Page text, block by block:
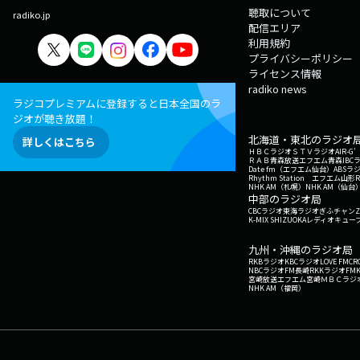
radiko.jp
ラジコプレミアムに登録すると日本全国のラ
ジオが聴き放題！
詳しくはこちら
聴取について
配信エリア
利用規約
プライバシーポリシー
ライセンス情報
radiko news
北海道・東北のラジオ
ＨＢＣラジオＳＴＶラジオAIR-G'
ＲＡＢ青森放送エフエム青森IBC
Date fm（エフエム仙台） ABSラ
Rhythm Station エフエム山形
NHK AM（札幌） NHK AM（仙台
中部のラジオ局
CBCラジオ東海ラジオぎふチャン
K-MIX SHIZUOKAレディオキュー
九州・沖縄のラジオ局
RKBラジオKBCラジオLOVE FM
NBCラジオFM長崎RKKラジオ
宮崎放送エフエム宮崎ＭＢＣラジ
NHK AM（福岡）